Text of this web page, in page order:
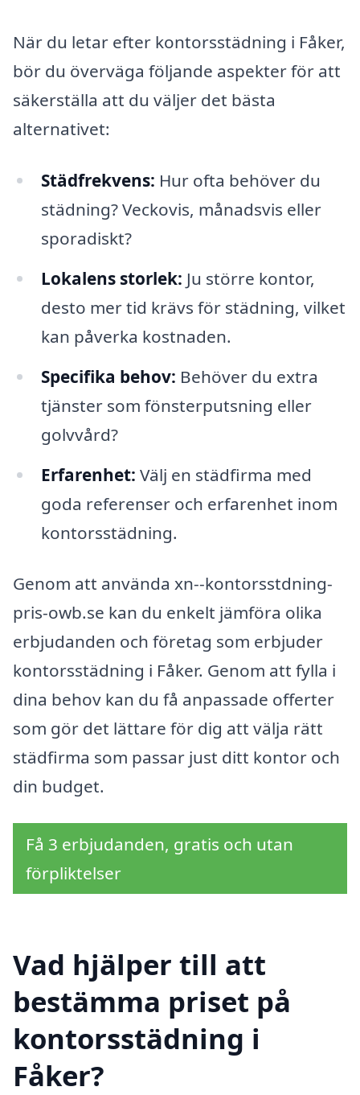
När du letar efter kontorsstädning i Fåker,
bör du överväga följande aspekter för att
säkerställa att du väljer det bästa
alternativet:
Städfrekvens: Hur ofta behöver du
städning? Veckovis, månadsvis eller
sporadiskt?
Lokalens storlek: Ju större kontor,
desto mer tid krävs för städning, vilket
kan påverka kostnaden.
Specifika behov: Behöver du extra
tjänster som fönsterputsning eller
golvvård?
Erfarenhet: Välj en städfirma med
goda referenser och erfarenhet inom
kontorsstädning.
Genom att använda xn--kontorsstdning-
pris-owb.se kan du enkelt jämföra olika
erbjudanden och företag som erbjuder
kontorsstädning i Fåker. Genom att fylla i
dina behov kan du få anpassade offerter
som gör det lättare för dig att välja rätt
städfirma som passar just ditt kontor och
din budget.
Få 3 erbjudanden, gratis och utan
förpliktelser
Vad hjälper till att
bestämma priset på
kontorsstädning i
Fåker?